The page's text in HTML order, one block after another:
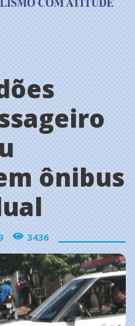
ônibus
3436